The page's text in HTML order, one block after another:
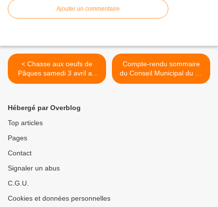
Ajouter un commentaire
< Chasse aux oeufs de
Pâques samedi 3 avril au
Raincy
Compte-rendu sommaire
du Conseil Municipal du 29
mars 2010 >
Hébergé par Overblog
Top articles
Pages
Contact
Signaler un abus
C.G.U.
Cookies et données personnelles